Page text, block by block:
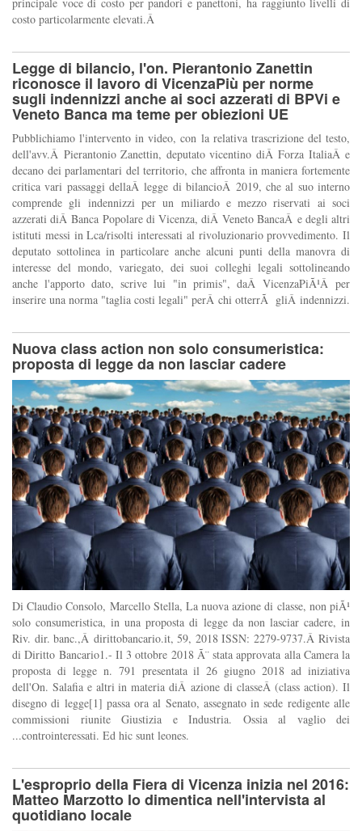
costo particolarmente elevati.Â
Legge di bilancio, l'on. Pierantonio Zanettin
riconosce il lavoro di VicenzaPiù per norme
sugli indennizzi anche ai soci azzerati di BPVi e
Veneto Banca ma teme per obiezioni UE
Pubblichiamo l'intervento in video, con la relativa trascrizione del testo,
dell'avv.Â Pierantonio Zanettin, deputato vicentino diÂ Forza ItaliaÂ e
decano dei parlamentari del territorio, che affronta in maniera fortemente
critica vari passaggi dellaÂ legge di bilancioÂ 2019, che al suo interno
comprende gli indennizzi per un miliardo e mezzo riservati ai soci
azzerati diÂ Banca Popolare di Vicenza, diÂ Veneto BancaÂ e degli altri
istituti messi in Lca/risolti interessati al rivoluzionario provvedimento. Il
deputato sottolinea in particolare anche alcuni punti della manovra di
interesse del mondo, variegato, dei suoi colleghi legali sottolineando
anche l'apporto dato, scrive lui "in primis", daÂ VicenzaPiÃ¹Â per
inserire una norma "taglia costi legali" perÂ chi otterrÃ gliÂ indennizzi.
Nuova class action non solo consumeristica:
proposta di legge da non lasciar cadere
Di Claudio Consolo, Marcello Stella, La nuova azione di classe, non piÃ¹
solo consumeristica, in una proposta di legge da non lasciar cadere, in
Riv. dir. banc.,Â dirittobancario.it, 59, 2018 ISSN: 2279-9737.Â Rivista
di Diritto Bancario1.- Il 3 ottobre 2018 Ã¨ stata approvata alla Camera la
proposta di legge n. 791 presentata il 26 giugno 2018 ad iniziativa
dell'On. Salafia e altri in materia diÂ azione di classeÂ (class action). Il
disegno di legge[1] passa ora al Senato, assegnato in sede redigente alle
commissioni riunite Giustizia e Industria. Ossia al vaglio dei
...controinteressati. Ed hic sunt leones.
L'esproprio della Fiera di Vicenza inizia nel 2016:
Matteo Marzotto lo dimentica nell'intervista al
quotidiano locale